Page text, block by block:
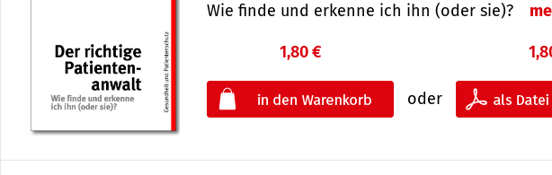
Wie finde und erkenne ich ihn (oder sie)?
1,80 €
oder